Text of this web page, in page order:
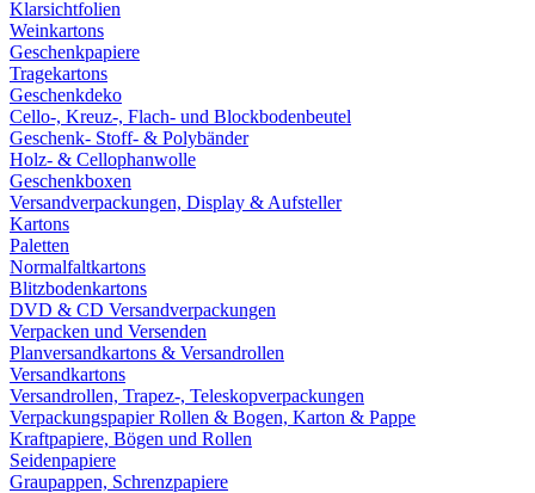
Klarsichtfolien
Weinkartons
Geschenkpapiere
Tragekartons
Geschenkdeko
Cello-, Kreuz-, Flach- und Blockbodenbeutel
Geschenk- Stoff- & Polybänder
Holz- & Cellophanwolle
Geschenkboxen
Versandverpackungen, Display & Aufsteller
Kartons
Paletten
Normalfaltkartons
Blitzbodenkartons
DVD & CD Versandverpackungen
Verpacken und Versenden
Planversandkartons & Versandrollen
Versandkartons
Versandrollen, Trapez-, Teleskopverpackungen
Verpackungspapier Rollen & Bogen, Karton & Pappe
Kraftpapiere, Bögen und Rollen
Seidenpapiere
Graupappen, Schrenzpapiere